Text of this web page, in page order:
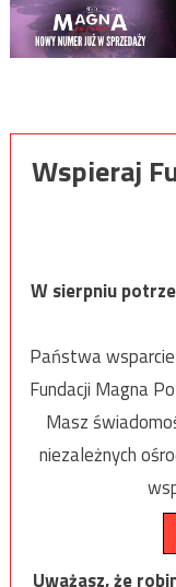
Wspieraj
W sierpniu
Państwa
Fundacji Magna
Masz
niezależnych
Uważasz, że